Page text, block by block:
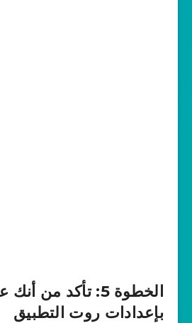
الخطوة 5: تأكد من
بإعدادات روت التطبيق